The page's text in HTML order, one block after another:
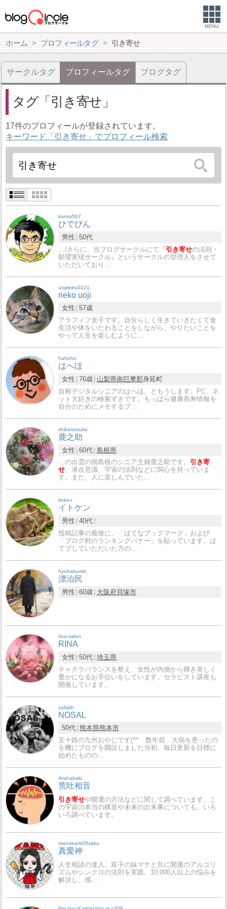
MENU
ホーム プロフィールタグ 引き寄せ
サークルタグ プロフィールタグ ブログタグ
タグ 引き寄せ
17件のプロフィールが登録されています。
キーワード「引き寄せ」でプロフィール検索
kamui567
ひでぴん
男性 50代
…/さらに、当ブログサークルにて『引き寄せの法則・
願望実現サークル』というサークルの管理人をさせて
いただいており…
uojirieko0221
rieko uoji
女性 57歳
アラフィフ女子です。自分らしく生きていきたくて食
生活や体をいたわることをしながら、やりたいことを
やって人生を楽しむように…
haheho
はへほ
女性 76歳 山梨県南巨摩郡身延町
自称デジタルシニアのはへほ、ともうします。PC、ネ
ット大好きの検索ずきです。もっぱら健康長寿情報を
自分のためにメモするブ…
shikanosuke
鹿之助
女性 60代 島根県
…の出雲の国島根のシニア主婦鹿之助です。 引き寄
せ、潜在意識、宇宙の法則などに関心を持っていま
す。また、人に楽しんでいた…
itoken
イトケン
男性 40代
投稿記事の最後に、「はてなブックマーク」および
「ブログ村のランキングバナー」を貼っています。は
てブしていただいた方の…
hyohakumin
漂泊民
男性 60歳 大阪府貝塚市
rina-salon
RINA
女性 50代 埼玉県
チャクラバランスを整え、女性が内側から輝き美しく
豊かになるお手伝いをしています。セラピスト講座も
開催しています。
zafaith
NOSAL
50代 熊本県熊本市
五十路の九州おやじです(^^ゞ数年前、大病を患ったの
を機にブログを開設しました当初、毎日更新を目標に
始めたものの…
Arahabaki
荒吐相音
引き寄せや開運の方法などに関して調べています。こ
の宇宙の本当の構造や未来の出来事についても、いろ
いろ調べています。
manakami39saku
真愛神
人生相談の達人。双子の妹マナと共に開運のアルゴリ
ズムやシンクロの法則を実践。10,000人以上の悩みを
解決し、感…